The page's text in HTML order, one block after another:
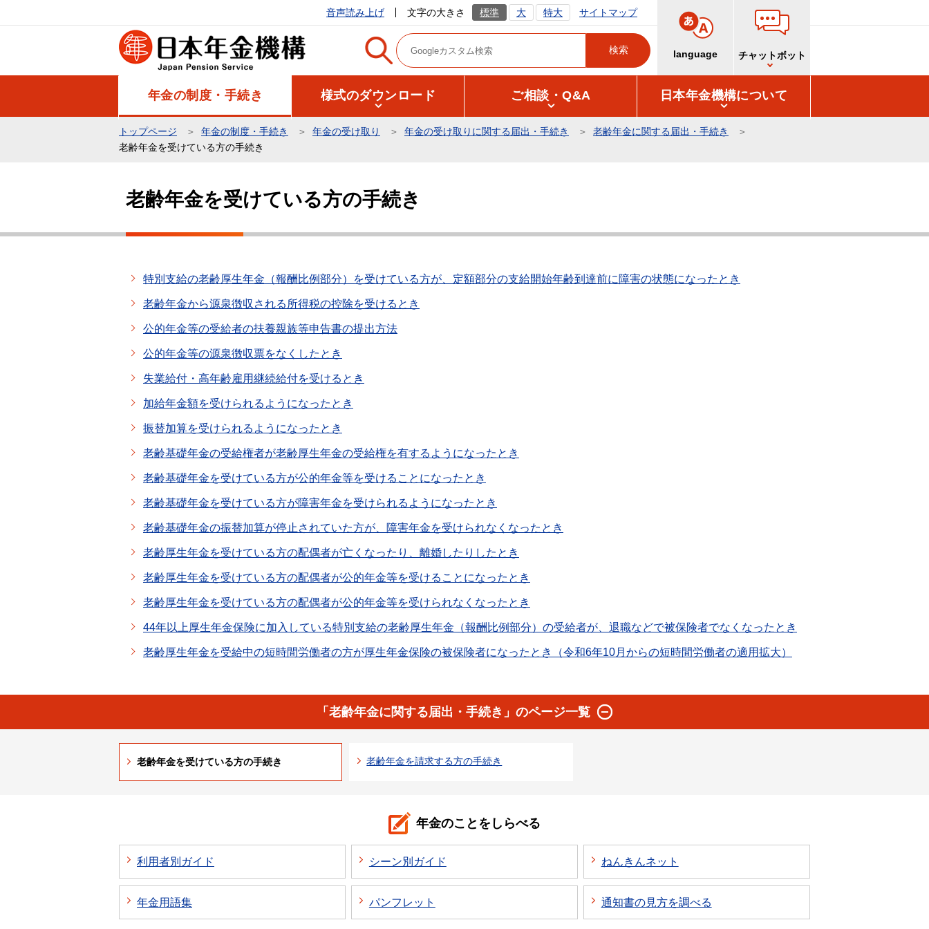
の
音声読み上げ 文字の大きさ 標準 大 特大 サイトマップ
language チャットボット
年金の制度・手続き 様式のダウンロード ご相談・Q&A 日本年金機構について
トップページ 年金の制度・手続き 年金の受け取り 年金の受け取りに関する届出・手続き
老齢年金に関する届出・手続き
老齢年金を受けている方の手続き
老齢年金を受けている方の手続き
特別支給の老齢厚生年金（報酬比例部分）を受けている方が、定額部分の支給開始年齢到達前に障害の状態になったとき
老齢年金から源泉徴収される所得税の控除を受けるとき
公的年金等の受給者の扶養親族等申告書の提出方法
公的年金等の源泉徴収票をなくしたとき
失業給付・高年齢雇用継続給付を受けるとき
加給年金額を受けられるようになったとき
振替加算を受けられるようになったとき
老齢基礎年金の受給権者が老齢厚生年金の受給権を有するようになったとき
老齢基礎年金を受けている方が公的年金等を受けることになったとき
老齢基礎年金を受けている方が障害年金を受けられるようになったとき
老齢基礎年金の振替加算が停止されていた方が、障害年金を受けられなくなったとき
老齢厚生年金を受けている方の配偶者が亡くなったり、離婚したりしたとき
老齢厚生年金を受けている方の配偶者が公的年金等を受けることになったとき
老齢厚生年金を受けている方の配偶者が公的年金等を受けられなくなったとき
44年以上厚生年金保険に加入している特別支給の老齢厚生年金（報酬比例部分）の受給者が、退職などで被保険者でなくなったとき
老齢厚生年金を受給中の短時間労働者の方が厚生年金保険の被保険者になったとき（令和6年10月からの短時間労働者の適用拡大）
「老齢年金に関する届出・手続き」のページ一覧
老齢年金を受けている方の手続き 老齢年金を請求する方の手続き
年金のことをしらべる
利用者別ガイド シーン別ガイド ねんきんネット
年金用語集 パンフレット 通知書の見方を調べる